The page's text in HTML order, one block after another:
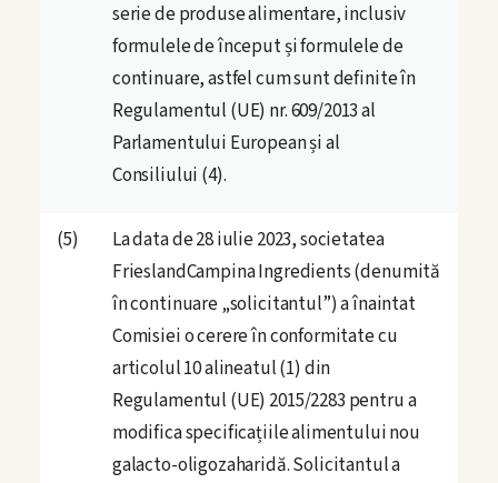
Ghid Implementare HACCP
Ghidul Antreprenorului
Calculator Riscuri
Testul de stres la igienă
Reset de la 0
serie de produse alimentare, inclusiv
formulele de început și formulele de
continuare, astfel cum sunt definite în
Regulamentul (UE) nr. 609/2013 al
Parlamentului European și al
Consiliului (4).
(5)
La data de 28 iulie 2023, societatea
FrieslandCampina Ingredients (denumită
în continuare „solicitantul”) a înaintat
Comisiei o cerere în conformitate cu
articolul 10 alineatul (1) din
Regulamentul (UE) 2015/2283 pentru a
modifica specificațiile alimentului nou
galacto-oligozaharidă. Solicitantul a